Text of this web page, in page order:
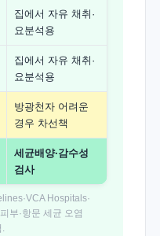
집에서 자유 채취·
요분석용
집에서 자유 채취·
요분석용
방광천자 어려운
경우 차선책
세균배양·감수성
검사
Hospitals·
부·항문 세균 오염